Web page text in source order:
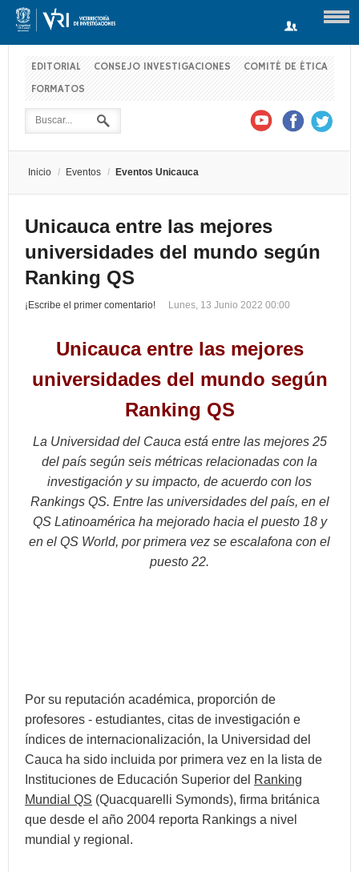
EDITORIAL CONSEJO INVESTIGACIONES
COMITÉ DE ÉTICA
FORMATOS
Inicio / Eventos / Eventos Unicauca
Unicauca entre las mejores
universidades del mundo según
Ranking QS
¡Escribe el primer comentario! Lunes, 13 Junio 2022 00:00
Unicauca entre las mejores
universidades del mundo según
Ranking QS
La Universidad del Cauca está entre las mejores 25
del país según seis métricas relacionadas con la
investigación y su impacto, de acuerdo con los
Rankings QS. Entre las universidades del país, en el
QS Latinoamérica ha mejorado hacia el puesto 18 y
en el QS World, por primera vez se escalafona con el
puesto 22.
Por su reputación académica, proporción de
profesores - estudiantes, citas de investigación e
índices de internacionalización, la Universidad del
Cauca ha sido incluida por primera vez en la lista de
Instituciones de Educación Superior del Ranking
Mundial QS (Quacquarelli Symonds), firma británica
que desde el año 2004 reporta Rankings a nivel
mundial y regional.
Usuario
Log in with Facebook